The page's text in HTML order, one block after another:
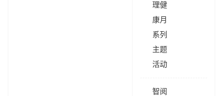
理健
康月
系列
主题
活动
智阅